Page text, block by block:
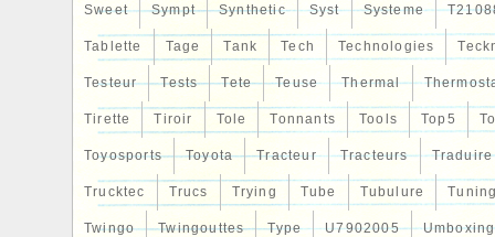
Sweet Sympt Synthetic Syst Systeme
Tablette Tage Tank Tech Technologies
Testeur Tests Tete Teuse Thermal
Tirette Tiroir Tole Tonnants Tools Top5
Toyosports Toyota Tracteur Tracteurs Traduire
Trucktec Trucs Trying Tube Tubulure
Twingo Twingouttes Type U7902005 Umboxing